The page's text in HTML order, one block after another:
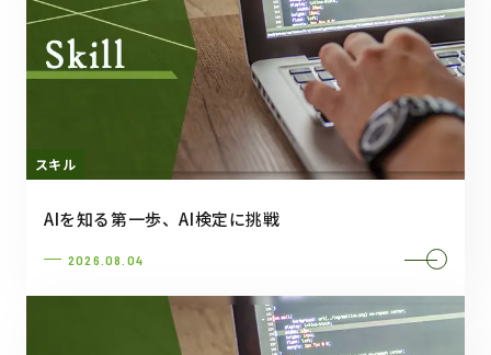
スキル
AIを知る第一歩、AI検定に挑戦
2026.08.04